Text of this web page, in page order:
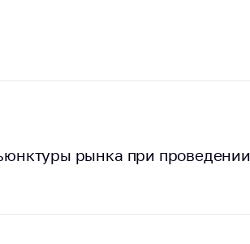
рынка при проведении